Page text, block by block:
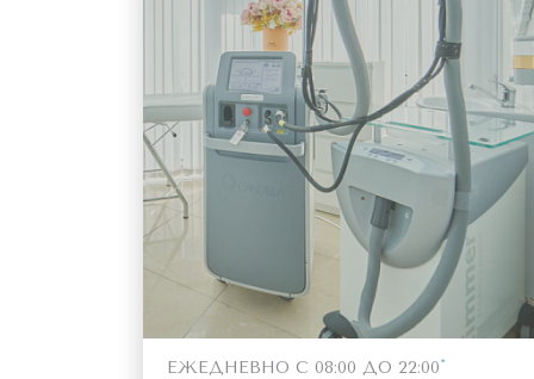
ЕЖЕДНЕВНО С 08:00 ДО 22:00